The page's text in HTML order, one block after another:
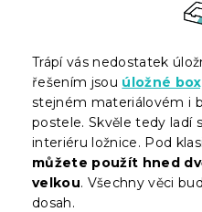
Trápí vás nedostatek
řešením jsou úložné
stejném materiálovém i
postele. Skvěle tedy ladí
interiéru ložnice. Pod
můžete použít hned
velkou. Všechny věci
dosah.